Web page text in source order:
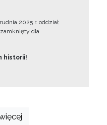
2025 r. oddział
dla
historii!